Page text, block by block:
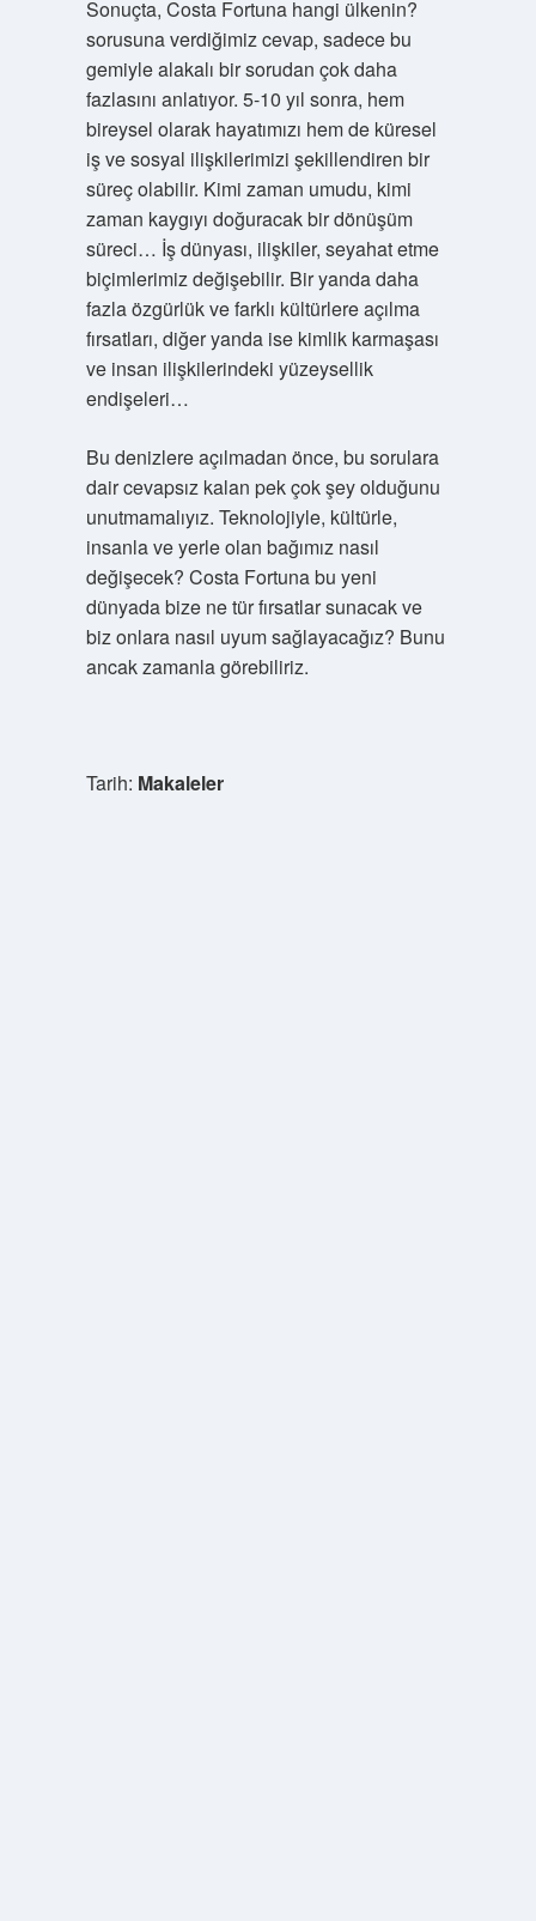
Sonuçta, Costa Fortuna hangi ülkenin?
sorusuna verdiğimiz cevap, sadece bu
gemiyle alakalı bir sorudan çok daha
fazlasını anlatıyor. 5-10 yıl sonra, hem
bireysel olarak hayatımızı hem de küresel
iş ve sosyal ilişkilerimizi şekillendiren bir
süreç olabilir. Kimi zaman umudu, kimi
zaman kaygıyı doğuracak bir dönüşüm
süreci… İş dünyası, ilişkiler, seyahat etme
biçimlerimiz değişebilir. Bir yanda daha
fazla özgürlük ve farklı kültürlere açılma
fırsatları, diğer yanda ise kimlik karmaşası
ve insan ilişkilerindeki yüzeysellik
endişeleri…
Bu denizlere açılmadan önce, bu sorulara
dair cevapsız kalan pek çok şey olduğunu
unutmamalıyız. Teknolojiyle, kültürle,
insanla ve yerle olan bağımız nasıl
değişecek? Costa Fortuna bu yeni
dünyada bize ne tür fırsatlar sunacak ve
biz onlara nasıl uyum sağlayacağız? Bunu
ancak zamanla görebiliriz.
Tarih: Makaleler